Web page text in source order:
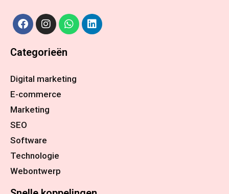
Categorieën
Digital marketing
E-commerce
Marketing
SEO
Software
Technologie
Webontwerp